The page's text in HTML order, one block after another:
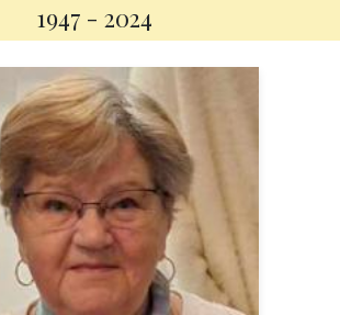
1947 - 2024